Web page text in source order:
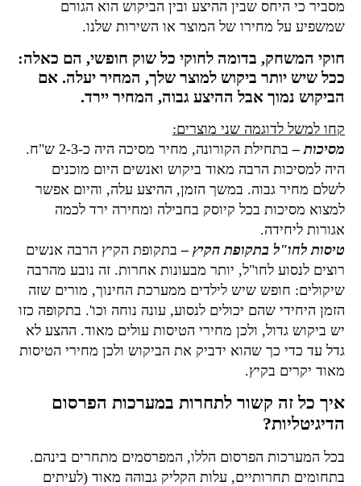
מסביר כי היחס שבין ההיצע ובין הביקוש הוא הגורם
שמשפיע על מחירו של המוצר או השירות שלנו.
חוקי המשחק, בדומה לחוקי כל שוק חופשי, הם כאלה:
ככל שיש יותר ביקוש למוצר שלך, המחיר יעלה. אם
הביקוש נמוך אבל ההיצע גבוה, המחיר יירד.
קחו למשל לדוגמה שני מוצרים:
מסיכות –
בתחילת הקורונה, מחיר מסיכה היה כ-2-3 ש"ח.
היה למסיכות הרבה מאוד ביקוש ואנשים היום מוכנים
לשלם מחיר גבוה. במשך הזמן, ההיצע עלה, והיום אפשר
למצוא מסיכות בכל קיוסק בחבילה ומחירה ירד לכמה
אגורות ליחידה.
טיסות לחו"ל בתקופת הקיץ – בתקופת הקיץ הרבה אנשים
רוצים לנסוע לחו"ל, יותר מבעונות אחרות. זה נובע מהרבה
שיקולים: חופש שיש לילדים ממערכת החינוך, מורים שזה
הזמן היחידי שהם יכולים לנסוע, עונה נוחה וכו'. בתקופה כזו
יש ביקוש גדול, ולכן מחירי הטיסות עולים מאוד. ההצע לא
גדל עד כדי כך שהוא ידביק את הביקוש ולכן מחירי הטיסות
מאוד יקרים בקיץ.
איך כל זה קשור לתחרות במערכות הפרסום
הדיגיטליות?
בכל המערכות הפרסום הללו, המפרסמים מתחרים בינהם.
בתחומים תחרותיים, עלות הקליק גבוהה מאוד (לעיתים